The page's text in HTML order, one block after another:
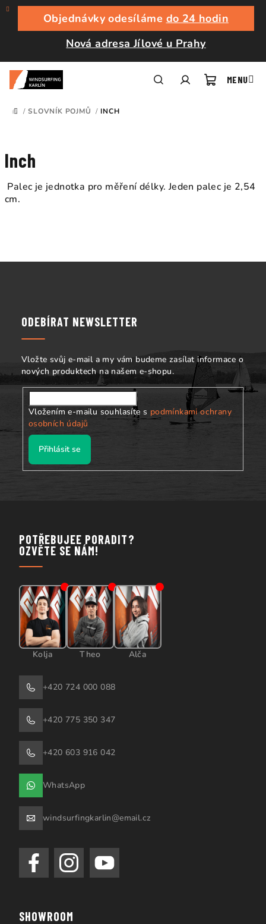
Přejít
obsah
Objednávky odesíláme do 24 hodin
Nová adresa Jílové u Prahy
DOMŮ
/ SLOVNÍK POJMŮ / INCH
Inch
Palec je jednotka pro měření délky. Jeden palec je 2,54
cm.
ODEBÍRAT NEWSLETTER
Vložte svůj e-mail a my vám budeme zasílat informace o
nových produktech na našem e-shopu.
Vložením e-mailu souhlasíte s podmínkami ochrany
osobních údajů
Přihlásit se
POTŘEBUJEE PORADIT?
OZVĚTE SE NÁM!
Kolja Theo Alča
+420 724 000 088
+420 775 350 347
+420 603 916 042
WhatsApp
windsurfingkarlin@email.cz
SHOWROOM